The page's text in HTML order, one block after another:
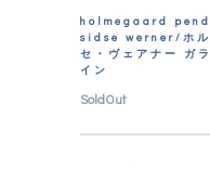
holmegaard
sidse werner/ホル
セ・ヴェアナー ガ
イン
SoldOut